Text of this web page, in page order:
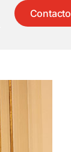
Contacto